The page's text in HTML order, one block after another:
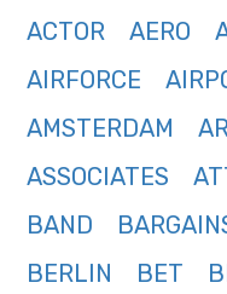
ACTOR
AERO
AIRFORCE
AMSTERDAM
ASSOCIATES
BAND
BERLIN
BET